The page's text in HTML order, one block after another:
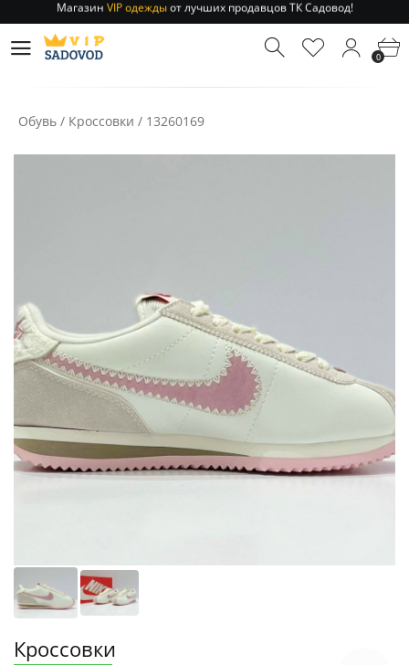
Отправление заказа 1-3 дняпо РФ и МСК!
Магазин
от лучших продавцов ТК Садовод!
Отправление заказа 1-3 дня
0
Обувь / Кроссовки / 13260169
Кроссовки